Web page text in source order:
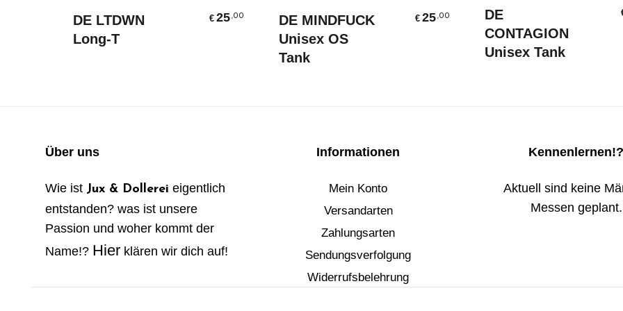
DE LTDWN
Long-T
€ 25,00
DE MINDFUCK
Unisex OS
Tank
€ 25,00
DE
CONTAGION
Unisex Tank
Über uns
Wie ist Jux & Dollerei eigentlich
entstanden? was ist unsere
Passion und woher kommt der
Name!? Hier klären wir dich auf!
Informationen
Mein Konto
Versandarten
Zahlungsarten
Sendungsverfolgung
Widerrufsbelehrung
Aktuell sind keine
Messen geplant.